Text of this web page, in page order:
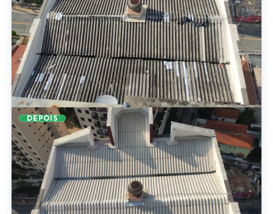
DEPOIS